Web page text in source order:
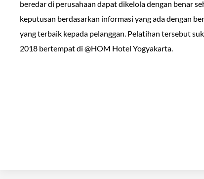
beredar di perusahaan dapat dikelola dengan benar
keputusan berdasarkan informasi yang ada dengan
yang terbaik kepada pelanggan. Pelatihan tersebut
2018 bertempat di @HOM Hotel Yogyakarta.